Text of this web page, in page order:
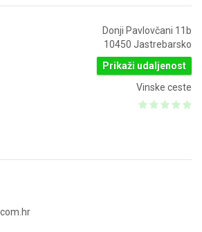
Donji Pavlovčani 11b
10450 Jastrebarsko
Prikaži udaljenost
Vinske ceste